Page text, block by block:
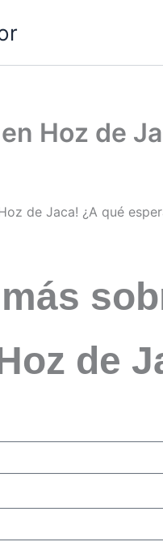
Hoz de
de Jaca! ¿A qué
de